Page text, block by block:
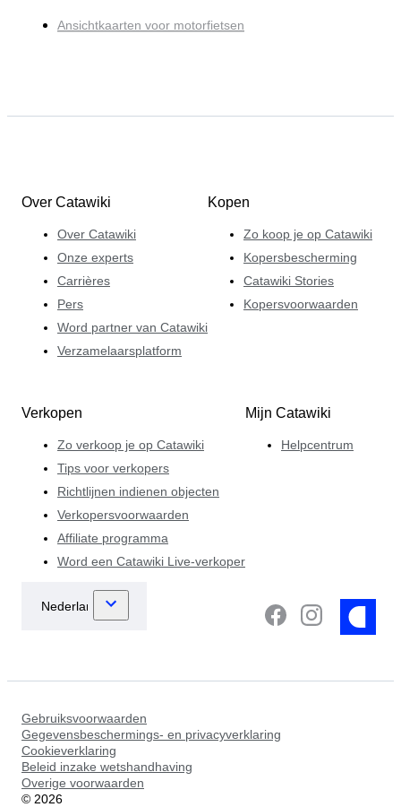
Ansichtkaarten voor motorfietsen
Over Catawiki
Over Catawiki
Onze experts
Carrières
Pers
Word partner van Catawiki
Verzamelaarsplatform
Kopen
Zo koop je op Catawiki
Kopersbescherming
Catawiki Stories
Kopersvoorwaarden
Verkopen
Zo verkoop je op Catawiki
Tips voor verkopers
Richtlijnen indienen objecten
Verkopersvoorwaarden
Affiliate programma
Word een Catawiki Live-verkoper
Mijn Catawiki
Helpcentrum
Gebruiksvoorwaarden
Gegevensbeschermings- en privacyverklaring
Cookieverklaring
Beleid inzake wetshandhaving
Overige voorwaarden
© 2026